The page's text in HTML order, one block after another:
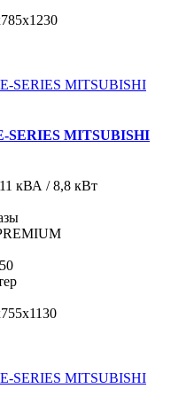
SERIES MITSUBISHI
11 кВА / 8,8 кВт